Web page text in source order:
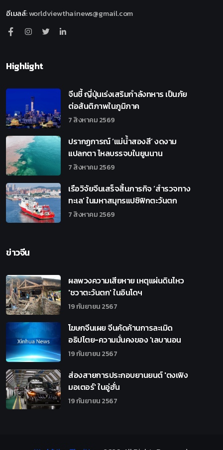
อีเมลล์:worldviewthainews@gmail.com
Highlight
จีนชี้ ญี่ปุ่นเร่งเสริมกำลังทหาร เป็นภัย
ต่อสันติภาพในภูมิภาค
7 สิงหาคม 2569
ปรากฏการณ์ ‘แม่น้ำสองสี’ งดงาม
แปลกตา ไหลบรรจบในยูนนาน
7 สิงหาคม 2569
เรือวิจัยจีนเสร็จสิ้นภารกิจ ‘สำรวจทาง
ทะเล’ ในมหาสมุทรแปซิฟิกตะวันตก
7 สิงหาคม 2569
ข่าวจีน
ผลพวงความเสียหาย เหตุแผ่นดินไหว
'ชวาตะวันตก' ในอินโดฯ
19 กันยายน 2567
โฆษกจีนเผย จีนคัดค้านการละเมิด
อธิปไตย-ความมั่นคงของ 'เลบานอน
19 กันยายน 2567
ส่องสายการประกอบยานยนต์ 'ตงเฟิง
มอเตอร์' ในอู่ฮั่น
19 กันยายน 2567